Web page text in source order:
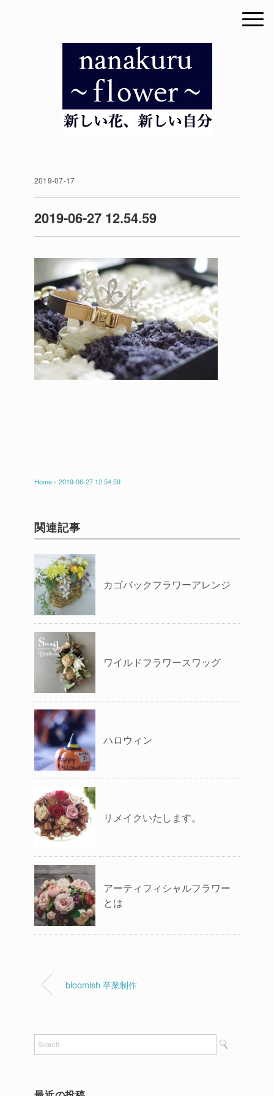
2019-07-17
2019-06-27 12.54.59
Home › 2019-06-27 12.54.59
関連記事
カゴバックフラワーアレンジ
ワイルドフラワースワッグ
ハロウィン
リメイクいたします。
アーティフィシャルフラワー
とは
bloomish 卒業制作